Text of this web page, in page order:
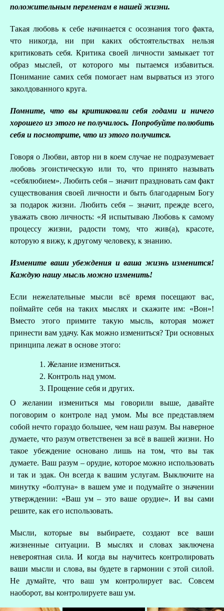
положительным переменам в нашей жизни.
Такая любовь к себе начинается с осознания того факта,
что никогда, ни при каких обстоятельствах нельзя
критиковать себя. Критика своей личности замыкает тот
образ мыслей, от которого мы пытаемся избавиться.
Понимание самих себя помогает нам вырваться из этого
заколдованного круга.
Помните, что вы критиковали себя годами и ничего
хорошего из этого не получилось. Попробуйте полюбить
себя и посмотрите, что из этого получится.
Говоря о Любви, автор ни в коем случае не подразумевает
любовь эгоистическую или то, что принято называть
«себялюбием». Любить себя – значит праздновать сам факт
существования своей личности и быть благодарным Богу
за подарок жизни. Любить себя – значит, прежде всего,
уважать свою личность: «Я испытываю Любовь к самому
процессу жизни, радости тому, что жив(а), красоте,
которую я вижу, к другому человеку, к знанию.
Измените ваши убеждения и ваша жизнь изменится!
Каждую нашу мысль можно изменить!
Если нежелательные мысли всё время посещают вас,
поймайте себя на таких мыслях и скажите им: «Вон»!
Вместо этого примите такую мысль, которая может
принести вам удачу. Как можно измениться? Три основных
принципа лежат в основе этого:
Желание измениться.
Контроль над умом.
Прощение себя и других.
О желании измениться мы говорили выше, давайте
поговорим о контроле над умом. Мы все представляем
собой нечто гораздо большее, чем наш разум. Вы наверное
думаете, что разум ответственен за всё в вашей жизни. Но
такое убеждение основано лишь на том, что вы так
думаете. Ваш разум – орудие, которое можно использовать
и так и эдак. Он всегда к вашим услугам. Выключите на
минутку «болтуна» в вашем уме и подумайте о значении
утверждении: «Ваш ум – это ваше орудие». И вы сами
решите, как его использовать.
Мысли, которые вы выбираете, создают все ваши
жизненные ситуации. В мыслях и словах заключена
невероятная сила. И когда вы научитесь контролировать
ваши мысли и слова, вы будете в гармонии с этой силой.
Не думайте, что ваш ум контролирует вас. Совсем
наоборот, вы контролируете ваш ум.